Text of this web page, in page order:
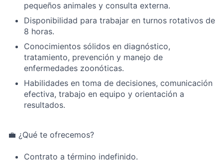
pequeños animales y consulta externa.
Disponibilidad para trabajar en turnos rotativos de
8 horas.
Conocimientos sólidos en diagnóstico,
tratamiento, prevención y manejo de
enfermedades zoonóticas.
Habilidades en toma de decisiones, comunicación
efectiva, trabajo en equipo y orientación a
resultados.
💼 ¿Qué te ofrecemos?
Contrato a término indefinido.